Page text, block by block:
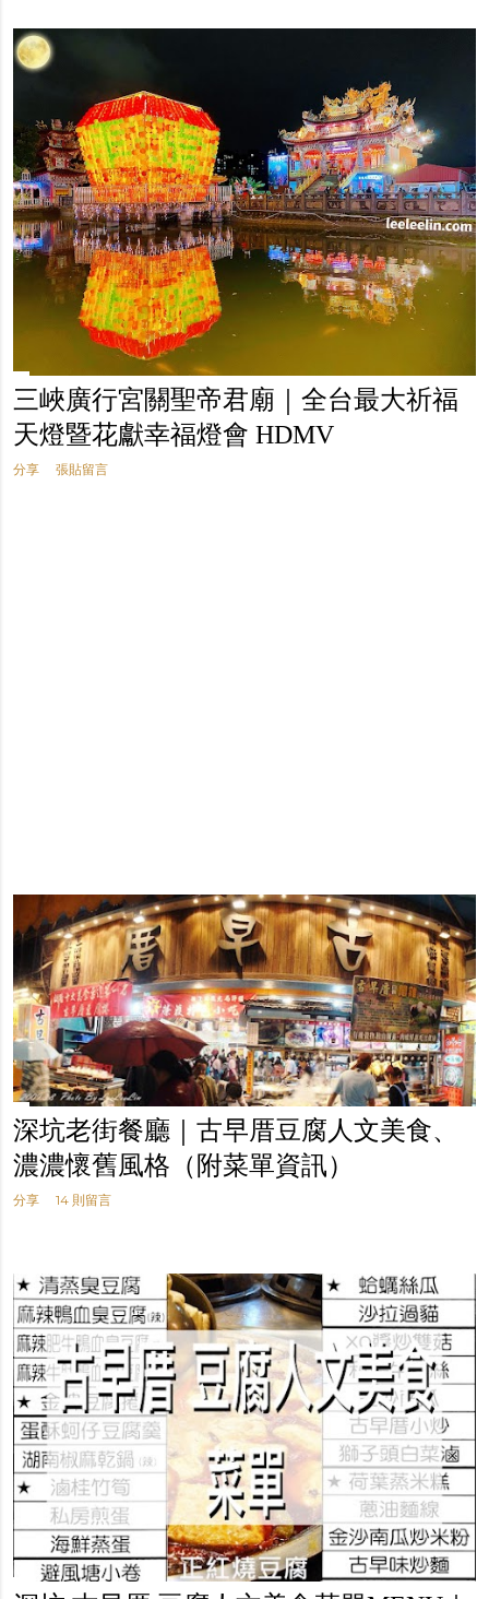
三峽廣行宮關聖帝君廟｜全台最大祈福
天燈暨花獻幸福燈會 HDMV
分享 張貼留言
深坑老街餐廳｜古早厝豆腐人文美食、
濃濃懷舊風格（附菜單資訊）
分享 14 則留言